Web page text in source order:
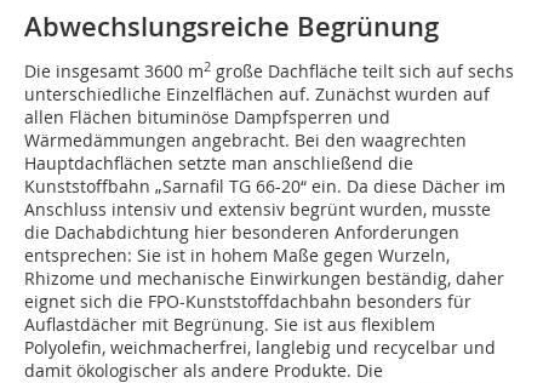
Abwechslungsreiche Begrünung
Die insgesamt 3600 m2 große Dachfläche teilt sich auf sechs
unterschiedliche Einzelflächen auf. Zunächst wurden auf
allen Flächen bituminöse Dampfsperren und
Wärmedämmungen angebracht. Bei den waagrechten
Hauptdachflächen setzte man anschließend die
Kunststoffbahn „Sarnafil TG 66-20“ ein. Da diese Dächer im
Anschluss intensiv und extensiv begrünt wurden, musste
die Dachabdichtung hier besonderen Anforderungen
entsprechen: Sie ist in hohem Maße gegen Wurzeln,
Rhizome und mechanische Einwirkungen beständig, daher
eignet sich die FPO-Kunststoffdachbahn besonders für
Auflastdächer mit ­Begrünung. Sie ist aus flexiblem
Polyolefin, weichmacherfrei, langlebig und recycelbar und
damit ökologischer als andere Produkte. Die